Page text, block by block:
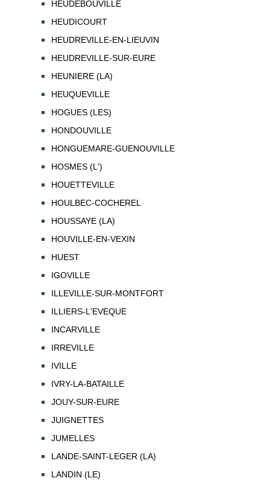
HEUDEBOUVILLE
HEUDICOURT
HEUDREVILLE-EN-LIEUVIN
HEUDREVILLE-SUR-EURE
HEUNIERE (LA)
HEUQUEVILLE
HOGUES (LES)
HONDOUVILLE
HONGUEMARE-GUENOUVILLE
HOSMES (L')
HOUETTEVILLE
HOULBEC-COCHEREL
HOUSSAYE (LA)
HOUVILLE-EN-VEXIN
HUEST
IGOVILLE
ILLEVILLE-SUR-MONTFORT
ILLIERS-L'EVEQUE
INCARVILLE
IRREVILLE
IVILLE
IVRY-LA-BATAILLE
JOUY-SUR-EURE
JUIGNETTES
JUMELLES
LANDE-SAINT-LEGER (LA)
LANDIN (LE)